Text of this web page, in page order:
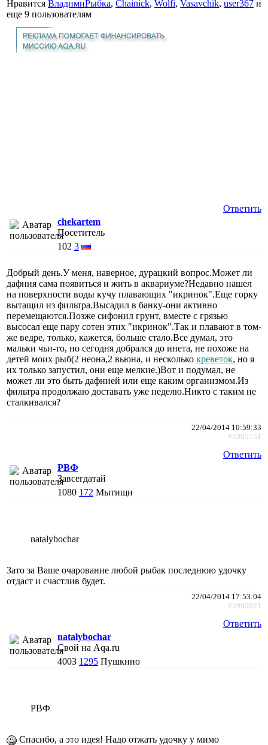
Нравится ВладимиРыбка, Chainick, Wolfi, Vasavchik, user367 и
еще 9 пользователям
Ответить
chekartem
Посетитель
102 3
Добрый день.У меня, наверное, дурацкий вопрос.Может ли
дафния сама появиться и жить в аквариуме?Недавно нашел
на поверхности воды кучу плавающих "икринок".Еще горку
вытащил из фильтра.Высадил в банку-они активно
перемещаются.Позже сифонил грунт, вместе с грязью
высосал еще пару сотен этих "икринок".Так и плавают в том-
же ведре, только, кажется, больше стало.Все думал, это
мальки чьи-то, но сегодня добрался до инета, не похоже на
детей моих рыб(2 неона,2 вьюна, и несколько креветок, но я
их только запустил, они еще мелкие.)Вот и подумал, не
может ли это быть дафнией или еще каким организмом.Из
фильтра продолжаю доставать уже неделю.Никто с таким не
сталкивался?
22/04/2014 10:59:33
#1965751
Ответить
РВФ
Завсегдатай
1080 172 Мытищи
natalybochar
Зато за Ваше очарование любой рыбак последнюю удочку
отдаст и счастлив будет.
22/04/2014 17:53:04
#1965921
Ответить
natalybochar
Свой на Aqa.ru
4003 1295 Пушкино
РВФ
Спасибо, а это идея! Надо отжать удочку у мимо